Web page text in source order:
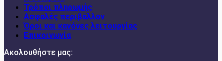
Τρόποι πληρωμής
Ασφαλές περιβάλλον
Όροι και κανόνες λειτουργίας
Επικοινωνία
Ακολουθήστε μας: